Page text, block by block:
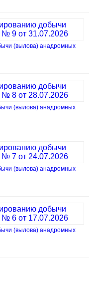
(вылова) анадромных
(вылова) анадромных
(вылова) анадромных
(вылова) анадромных